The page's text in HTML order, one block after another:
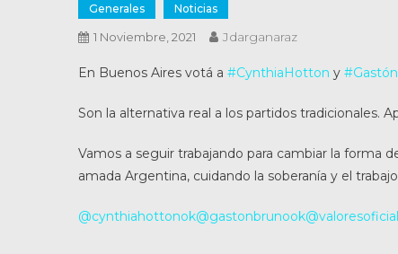
Generales Noticias
1 Noviembre, 2021 Jdarganaraz
En Buenos Aires votá a #CynthiaHotton y
Son la alternativa real a los partidos tradicionales.
Vamos a seguir trabajando para cambiar la forma
amada Argentina, cuidando la soberanía y el
@cynthiahottonok@gastonbrunook@valoresoficial